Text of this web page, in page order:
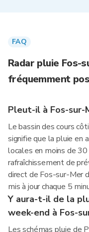
FAQ
Radar pluie Fos-
fréquemment
Pleut-il à Fos-sur-
Le bassin des cours
signifie que la pluie en
locales en moins de
rafraîchissement de
direct de Fos-sur-Mer
mis à jour chaque 5
Y aura-t-il de la
week-end à Fos-
Les schémas pluie de